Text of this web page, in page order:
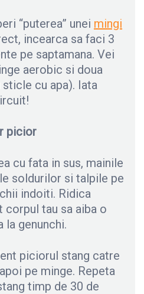
“puterea” unei mingi
incearca sa faci 3
pe saptamana. Vei
aerobic si doua
cu apa). Iata
picior
cu fata in sus, mainile
soldurilor si talpile pe
indoiti. Ridica
tau sa aiba o
la genunchi.
piciorul stang catre
pe minge. Repeta
timp de 30 de